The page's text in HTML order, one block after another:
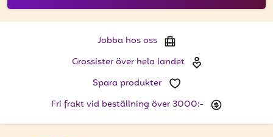
Jobba hos oss
Grossister över hela landet
Spara produkter
Fri frakt vid beställning över 3000:-